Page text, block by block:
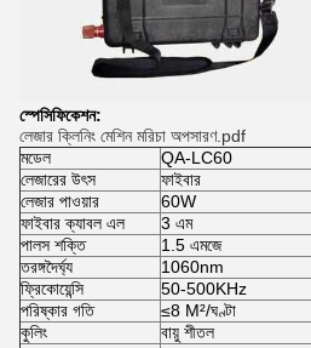
স্পেসিফিকেশন:
লেজার ক্লিনিং মেশিন মরিচা অপসারণ.pdf
মডেল
QA-LC60
লেজারের উৎস
ফাইবার
লেজার পাওয়ার
60W
ফাইবার ক্যাবল এল
3 এম
পালস শক্তি
1.5 এমজে
তরঙ্গদৈর্ঘ্য
1060nm
ফ্রিকোয়েন্সি
50-500KHz
পরিষ্কার গতি
≤8 M²/ঘণ্টা
কুলিং
বায়ু শীতল